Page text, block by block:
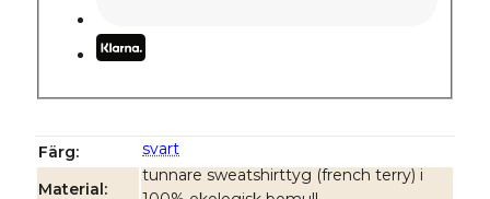
Färg svart
Material
tunnare sweatshirttyg (french terry) i